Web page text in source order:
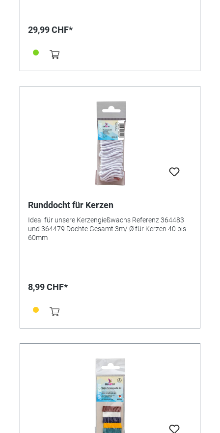
600 Watt • Schmelztemperatur 70 bis 72°C • In
mitbestellen: • Kerzenduftöle, Referenzen 364480
(Lavendel), 364481 (Vanille) oder 364482
29,99 CHF*
Runddocht für Kerzen
Ideal für unsere Kerzengießwachs Referenz 364483
und 364479 Dochte Gesamt 3m/ Ø für Kerzen 40 bis
60mm
8,99 CHF*